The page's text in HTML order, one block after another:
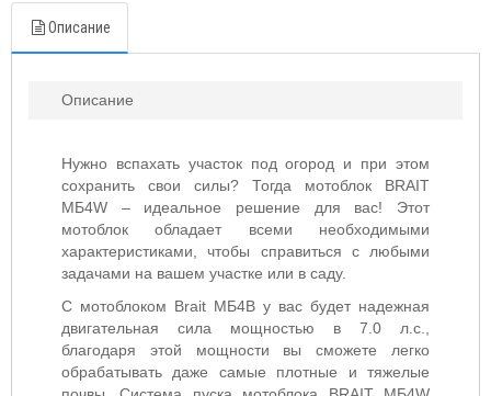
Описание
Описание
Нужно вспахать участок под огород и при этом
сохранить свои силы? Тогда мотоблок BRAIT
МБ4W – идеальное решение для вас! Этот
мотоблок обладает всеми необходимыми
характеристиками, чтобы справиться с любыми
задачами на вашем участке или в саду.
С мотоблоком Brait МБ4В у вас будет надежная
двигательная сила мощностью в 7.0 л.с.,
благодаря этой мощности вы сможете легко
обрабатывать даже самые плотные и тяжелые